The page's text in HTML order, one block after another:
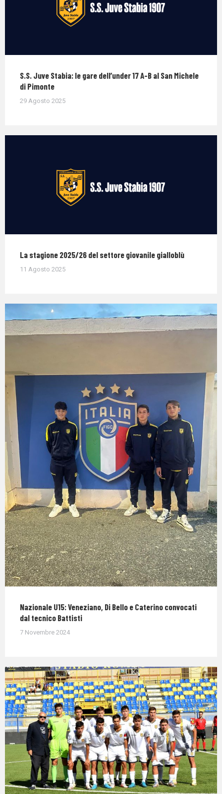
S.S. Juve Stabia: le gare dell’under 17 A-B al San Michele
di Pimonte
29 Agosto 2025
La stagione 2025/26 del settore giovanile gialloblù
11 Agosto 2025
Nazionale U15: Veneziano, Di Bello e Caterino convocati
dal tecnico Battisti
7 Novembre 2024